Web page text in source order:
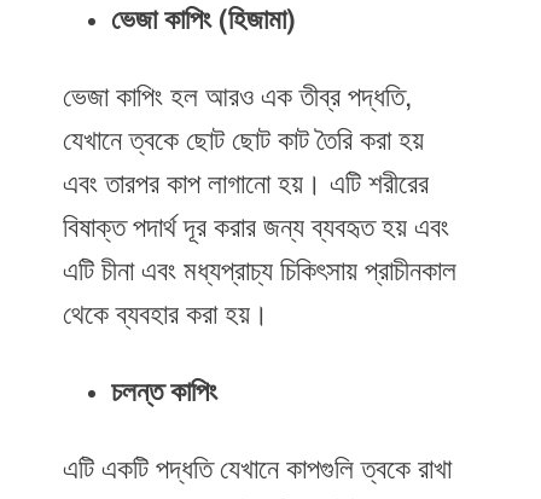
ভেজা কাপিং (হিজামা)
ভেজা কাপিং হল আরও এক তীব্র পদ্ধতি,
যেখানে ত্বকে ছোট ছোট কাট তৈরি করা হয়
এবং তারপর কাপ লাগানো হয়। এটি শরীরের
বিষাক্ত পদার্থ দূর করার জন্য ব্যবহৃত হয় এবং
এটি চীনা এবং মধ্যপ্রাচ্য চিকিৎসায় প্রাচীনকাল
থেকে ব্যবহার করা হয়।
চলন্ত কাপিং
এটি একটি পদ্ধতি যেখানে কাপগুলি ত্বকে রাখা